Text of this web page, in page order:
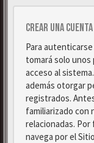
Crear una cuenta
Para
tomará solo
acceso al
además otorgar
registrados.
familiarizado con
relacionadas.
navega por el